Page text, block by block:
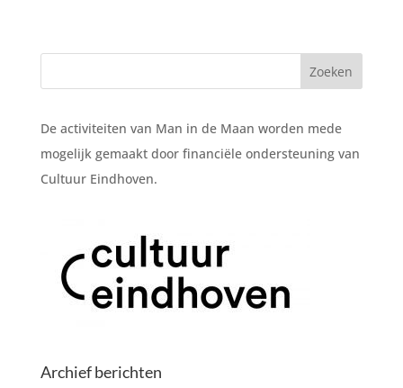
De activiteiten van Man in de Maan worden mede
mogelijk gemaakt door financiële ondersteuning van
Cultuur Eindhoven.
Archief berichten